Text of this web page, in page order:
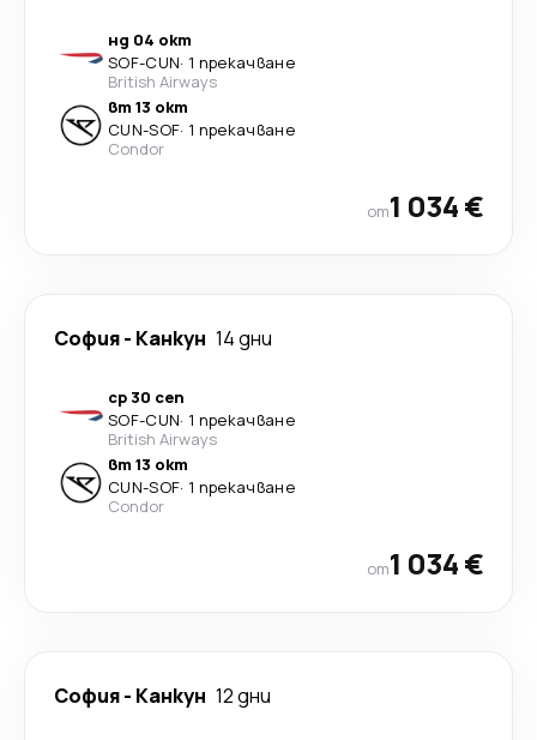
нд 04 окт
SOF-CUN· 1 прекачване
British Airways
вт 13 окт
CUN-SOF· 1 прекачване
Condor
от1 034 €
София- Канкун 14 дни
ср 30 сеп
SOF-CUN· 1 прекачване
British Airways
вт 13 окт
CUN-SOF· 1 прекачване
Condor
от1 034 €
София- Канкун 12 дни